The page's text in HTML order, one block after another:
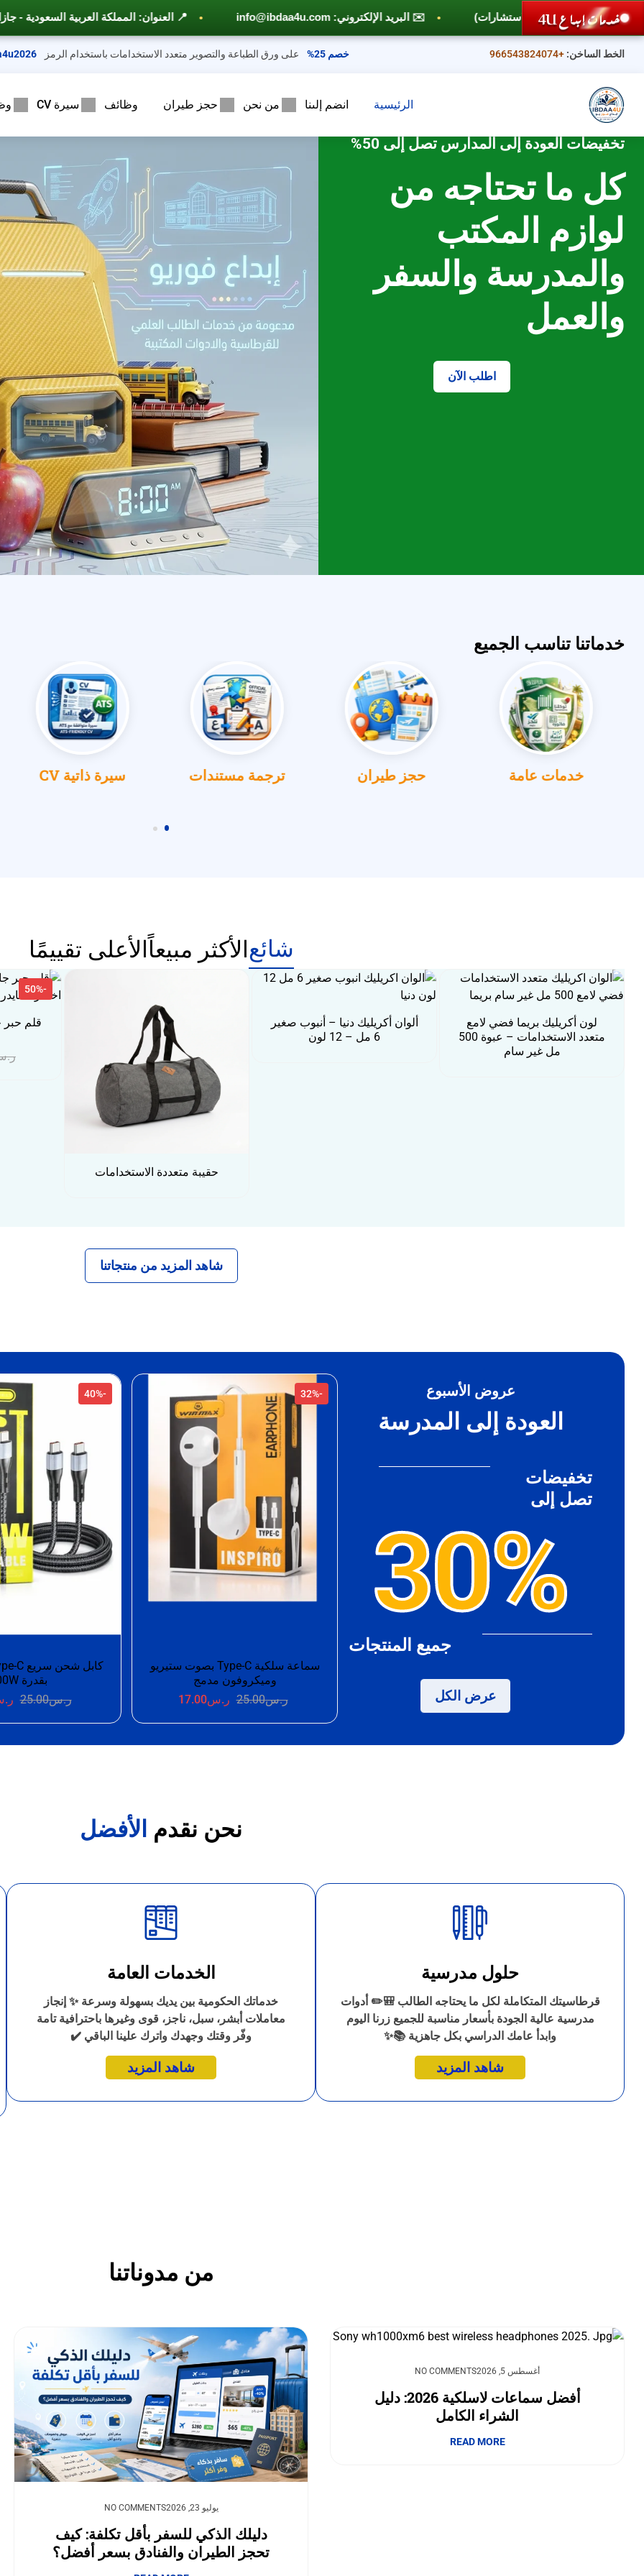
الخط الساخن: +966543824074 خصم 25% على ورق الطباعة والتصوير متعدد الاستخدامات باستخدام الرمز
خدمات إبداع 4U ✉️ البريد الإلكتروني: info@ibdaa4u.com 📍 العنوان: المملكة العربية السعودية - جازان - حي الشاطئ – مخطط 6 ــ شارع الأمير محمد بن عبد العزيز
الرئيسية انضم إلىنا من نحن حجز طيران وظائف سيرة CV
تخفيضات العودة إلى المدارس تصل إلى 50%
كل ما تحتاجه من
لوازم المكتب
والمدرسة والسفر
والعمل
اطلب الآن
خدماتنا تناسب الجميع
خدمات عامة حجز طيران ترجمة مستندات سيرة ذاتية CV
شائعالأكثر مبيعاًالأعلى تقييمًا
لون أكريليك بريما فضي لامع
متعدد الاستخدامات – عبوة 500
مل غير سام
ألوان أكريليك دنيا – أنبوب صغير
6 مل – 12 لون
حقيبة متعددة الاستخدامات
-50%
شاهد المزيد من منتجاتنا
عروض الأسبوع
العودة إلى المدرسة
تخفيضات
تصل إلى
30%
جميع المنتجات
عرض الكل
-32%
سماعة سلكية Type-C بصوت ستيريو
وميكروفون مدمج
ر.س25.00 ر.س17.00
-40%
بقدرة 100W
ر.س25.00
نحن نقدم الأفضل
حلول مدرسية
قرطاسيتك المتكاملة لكل ما يحتاجه الطالب 🎒✏️ أدوات
مدرسية عالية الجودة بأسعار مناسبة للجميع زرنا اليوم
وابدأ عامك الدراسي بكل جاهزية 📚✨
شاهد المزيد
الخدمات العامة
خدماتك الحكومية بين يديك بسهولة وسرعة ✨ إنجاز
معاملات أبشر، سبل، ناجز، قوى وغيرها باحترافية تامة
وفّر وقتك وجهدك واترك علينا الباقي ✔️
شاهد المزيد
من مدوناتنا
أغسطس 5, 2026 NO COMMENTS
أفضل سماعات لاسلكية 2026: دليل
الشراء الكامل
READ MORE
يوليو 23, 2026 NO COMMENTS
دليلك الذكي للسفر بأقل تكلفة: كيف
تحجز الطيران والفنادق بسعر أفضل؟